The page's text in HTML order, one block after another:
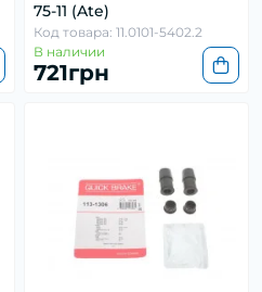
75-11 (Ate)
Код товара: 11.0101-5402.2
В наличии
721грн